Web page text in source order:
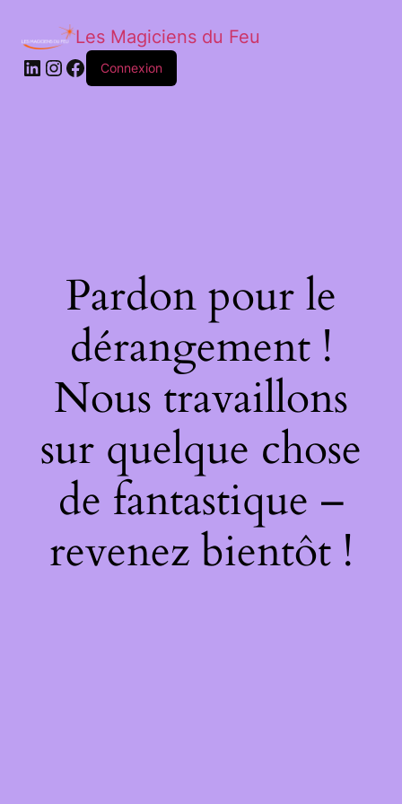
Les Magiciens du Feu
LinkedIn
Instagram
Facebook
Connexion
Pardon pour le
dérangement !
Nous travaillons
sur quelque chose
de fantastique –
revenez bientôt !